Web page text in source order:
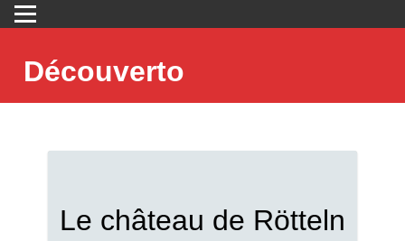
Découverto
Le château de Rötteln